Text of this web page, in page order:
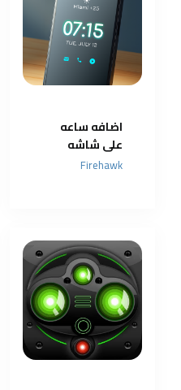
اضافه ساعه
على شاشه
القفل واضافه
Firehawk